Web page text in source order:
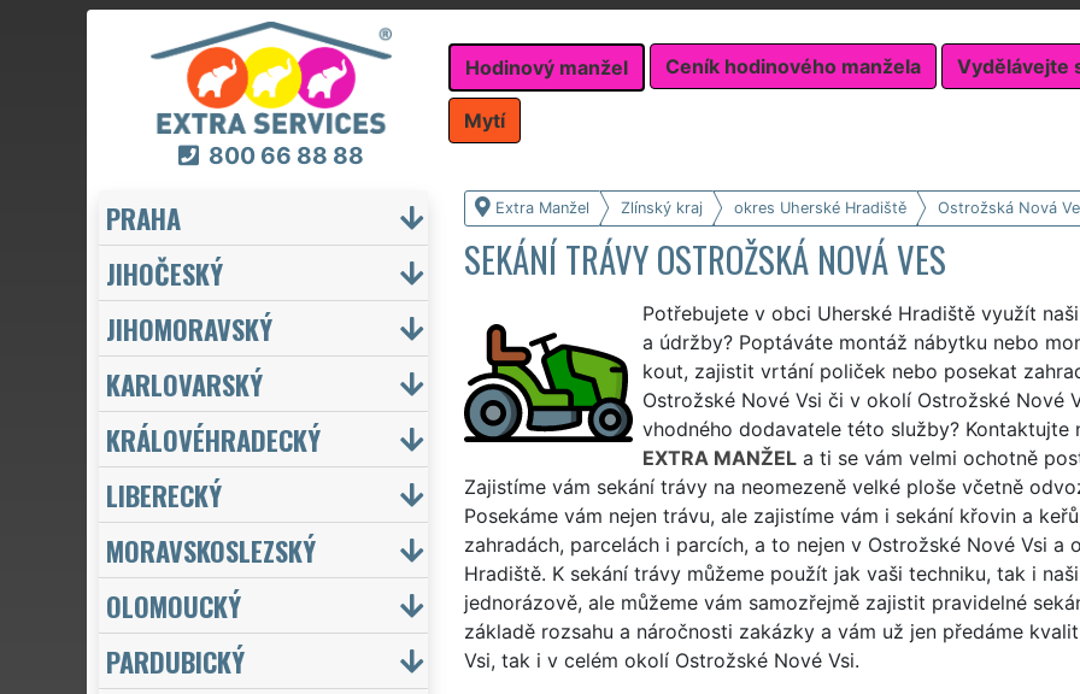
800 66 88 88
Hodinový manžel Ceník hodinového manžela Vydělávejte
Mytí
Extra Manžel Zlínský kraj okres Uherské Hradiště Ostrožská Nová
SEKÁNÍ TRÁVY OSTROŽSKÁ NOVÁ VES
Potřebujete v obci Uherské Hradiště využít
a údržby? Poptáváte montáž nábytku nebo
kout, zajistit vrtání poliček nebo posekat
Ostrožské Nové Vsi či v okolí Ostrožské Nové
vhodného dodavatele této služby?
EXTRA MANŽELa ti se vám velmi ochotně
Zajistíme vám sekání trávy na neomezeně velké ploše včetně
Posekáme vám nejen trávu, ale zajistíme vám i sekání křovin a
zahradách, parcelách i parcích, a to nejen v Ostrožské Nové Vsi a
Hradiště. K sekání trávy můžeme použít jak vaši techniku, tak i
jednorázově, ale můžeme vám samozřejmě zajistit pravidelné
základě rozsahu a náročnosti zakázky a vám už jen předáme
Vsi, tak i v celém okolí Ostrožské Nové Vsi.
PRAHA
JIHOČESKÝ
JIHOMORAVSKÝ
KARLOVARSKÝ
KRÁLOVÉHRADECKÝ
LIBERECKÝ
MORAVSKOSLEZSKÝ
OLOMOUCKÝ
PARDUBICKÝ